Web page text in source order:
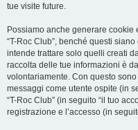
tue visite future.
Possiamo anche generare cookie
“T-Roc Club”, benché questi
intende trattare solo quelli creati
raccolta delle tue informazioni è
volontariamente. Con questo
messaggi come utente ospite (in
“T-Roc Club” (in seguito “il tuo
registrazione e l’accesso (in